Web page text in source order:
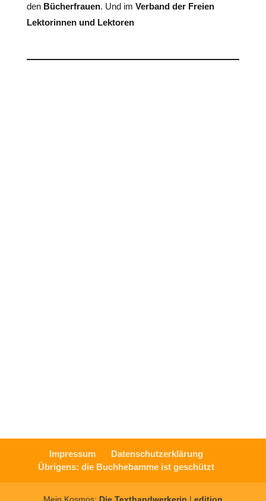
den Bücherfrauen. Und im Verband der Freien
Lektorinnen und Lektoren
Impressum
Datenschutzerklärung
Übrigens: die Buchhebamme ist geschützt